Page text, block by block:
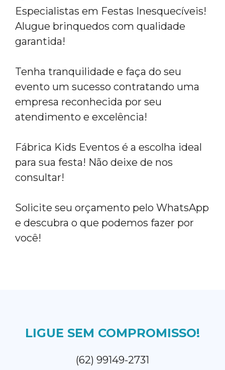
Especialistas em Festas Inesquecíveis!
Alugue brinquedos com qualidade
garantida!
Tenha tranquilidade e faça do seu
evento um sucesso contratando uma
empresa reconhecida por seu
atendimento e excelência!
Fábrica Kids Eventos é a escolha ideal
para sua festa! Não deixe de nos
consultar!
Solicite seu orçamento pelo WhatsApp
e descubra o que podemos fazer por
você!
LIGUE SEM COMPROMISSO!
(62) 99149-2731